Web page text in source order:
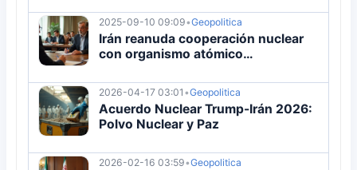
2025-09-10 09:09•Geopolitica
Irán reanuda cooperación nuclear
con organismo atómico
2026-04-17 03:01 •Geopolitica
Acuerdo Nuclear Trump-Irán 2026:
Polvo Nuclear y Paz
2026-02-16 03:59•Geopolitica